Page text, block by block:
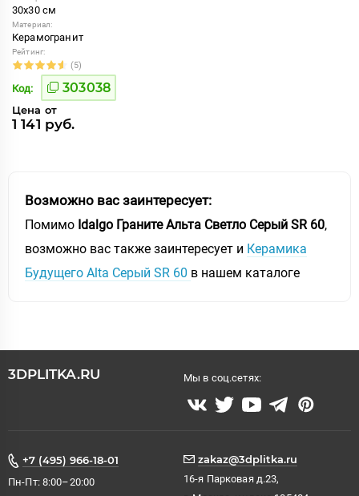
30x30 см
Материал:
Керамогранит
Рейтинг:
(5)
Код: 303038
Цена от
1 141 руб.
Возможно вас заинтересует:
Помимо Idalgo Граните Альта Светло Серый SR 60,
возможно вас также заинтересует и Керамика
Будущего Alta Серый SR 60 в нашем каталоге
3DPLITKA.RU Мы в соц.сетях:
+7 (495) 966-18-01
Пн-Пт: 8:00–20:00
zakaz@3dplitka.ru
16-я Парковая д.23,